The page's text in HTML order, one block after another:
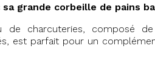
sa grande corbeille de pains
de charcuteries, composé
est parfait pour un